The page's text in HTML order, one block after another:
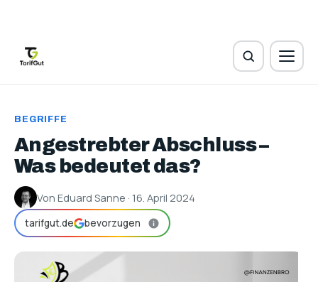
BEGRIFFE
Angestrebter Abschluss –
Was bedeutet das?
Von Eduard Sanne · 16. April 2024
tarifgut.de bevorzugen